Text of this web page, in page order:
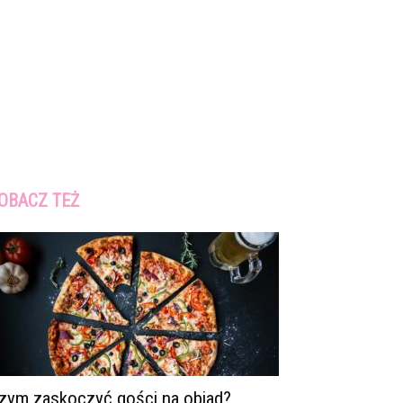
TEŻ
zaskoczyć gości na obiad?